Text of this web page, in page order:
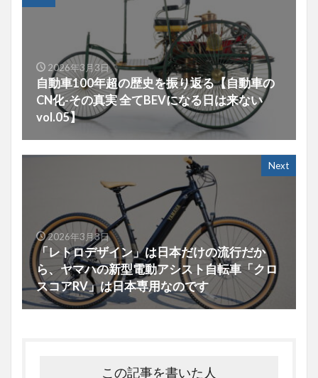
2026年3月3日
自動車100年超の歴史を振り返る【自動車の
CN化-その真実 全てBEVになる日は来ない
vol.05】
Next
2026年3月3日
「レトロデザイン」は日本だけの流行だか
ら、ヤマハの新型電動アシスト自転車「クロ
スコアRV」は日本専用なのです
この記事を書いた人